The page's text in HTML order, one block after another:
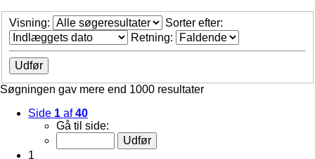
Visning:
Sorter efter:
Retning:
Søgningen gav mere end 1000 resultater
Side 1 af40
Gå til side:
1